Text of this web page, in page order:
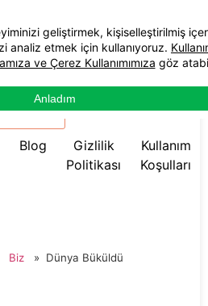
☰ Menü
Blog
Gizlilik
Politikası
Kullanım
Koşulları
Biz » Dünya Büküldü